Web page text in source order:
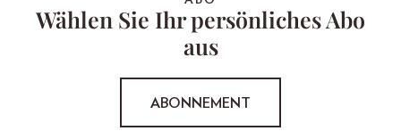
Wählen Sie Ihr persönliches Abo
aus
ABONNEMENT